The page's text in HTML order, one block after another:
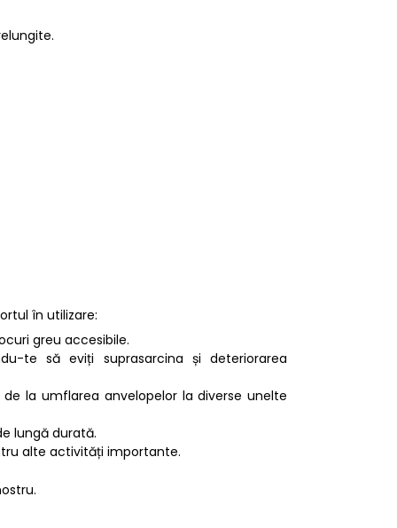
în utilizare:
greu accesibile.
te să eviți suprasarcina și deteriorarea
la umflarea anvelopelor la diverse unelte
lungă durată.
alte activități importante.